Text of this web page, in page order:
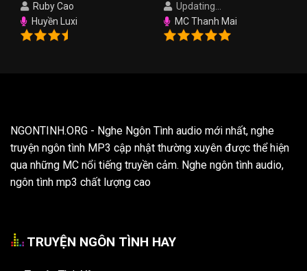
Ruby Cao
Huyền Luxi
Updating...
MC Thanh Mai
NGONTINH.ORG - Nghe Ngôn Tình audio mới nhất, nghe
truyện ngôn tình MP3 cập nhật thường xuyên được thể hiện
qua những MC nổi tiếng truyền cảm. Nghe ngôn tình audio,
ngôn tình mp3 chất lượng cao
TRUYỆN NGÔN TÌNH HAY